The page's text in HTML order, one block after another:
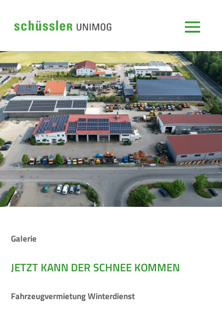
Galerie
JETZT KANN DER SCHNEE KOMMEN
Fahrzeugvermietung Winterdienst